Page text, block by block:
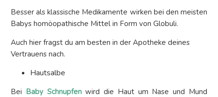
Besser als klassische Medikamente wirken bei den meisten
Babys homöopathische Mittel in Form von Globuli.
Auch hier fragst du am besten in der Apotheke deines
Vertrauens nach.
Hautsalbe
Bei Baby Schnupfenwird die Haut um Nase und Mund